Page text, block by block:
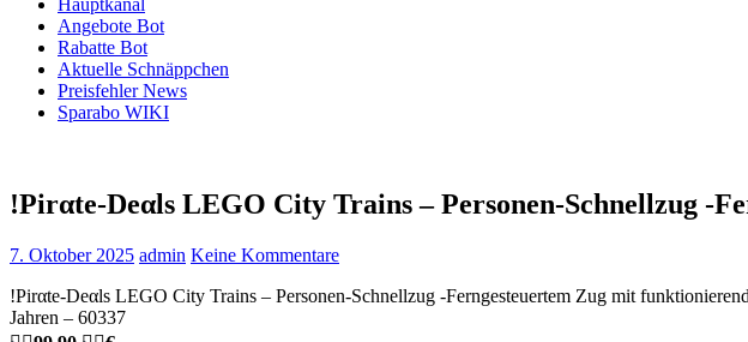
Hauptkanal
Angebote Bot
Rabatte Bot
Aktuelle Schnäppchen
Preisfehler News
Sparabo WIKI
!Pirαtе-Dеαls LEGO City Trains – Personen-Schnellzug -
7. Oktober 2025 admin Keine Kommentare
!Pirαtе-Dеαls LEGO City Trains – Personen-Schnellzug -Ferngesteuertem Zug mit
Jahren – 60337